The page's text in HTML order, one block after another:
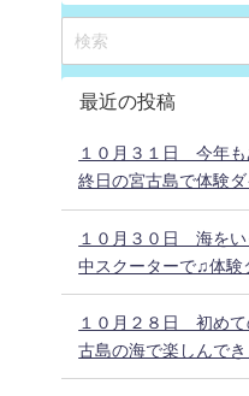
最近の投稿
１０月３１日 今年も
終日の宮古島で体験
１０月３０日 海をい
中スクーターで♫体
１０月２８日 初めて
古島の海で楽しんで